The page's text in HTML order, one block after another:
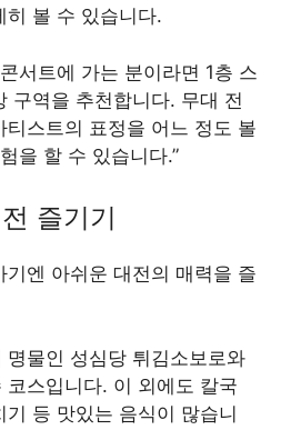
히 볼 수 있습니다.
서트에 가는 분이라면 1층 스
구역을 추천합니다. 무대 전
티스트의 표정을 어느 정도 볼
을 할 수 있습니다.”
즐기기
기엔 아쉬운 대전의 매력을 즐
명물인 성심당 튀김소보로와
코스입니다. 이 외에도 칼국
기 등 맛있는 음식이 많습니